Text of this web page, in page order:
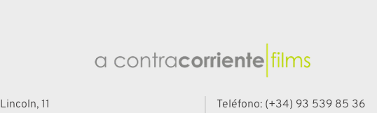
Lincoln, 11
Teléfono: (+34) 93 539 85 36